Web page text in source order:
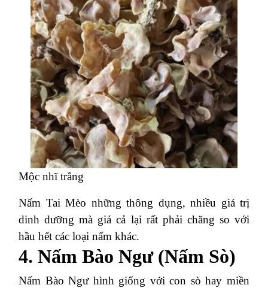
Mộc nhĩ trắng
Nấm Tai Mèo những thông dụng, nhiều giá trị
dinh dưỡng mà giá cả lại rất phải chăng so với
hầu hết các loại nấm khác.
4. Nấm Bào Ngư (Nấm Sò)
Nấm Bào Ngư hình giống với con sò hay miền